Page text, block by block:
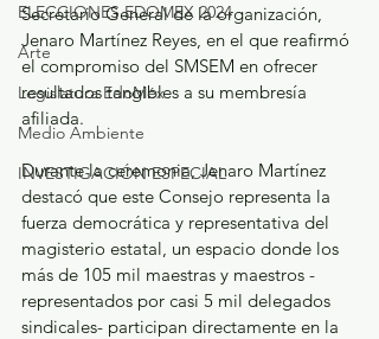
ELECCIONES EDOMEX 2024
Arte
Legislatura EdoMéx
Medio Ambiente
INVESTIGACIÓN ESPECIAL
Secretario General de la organización,
Jenaro Martínez Reyes, en el que reafirmó
el compromiso del SMSEM en ofrecer
resultados tangibles a su membresía
afiliada.
Durante la ceremonia, Jenaro Martínez
destacó que este Consejo representa la
fuerza democrática y representativa del
magisterio estatal, un espacio donde los
más de 105 mil maestras y maestros -
representados por casi 5 mil delegados
sindicales- participan directamente en la